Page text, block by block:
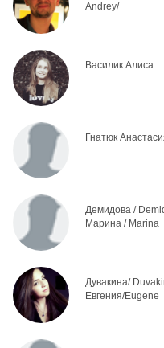
Andrey/
Василик Алиса
Гнатюк
Демидова /
Марина / Marina
Дувакина/
Евгения/Eugene